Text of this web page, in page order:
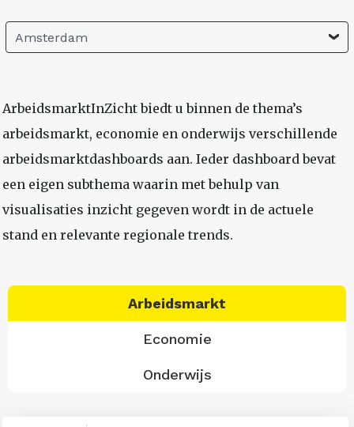
Amsterdam
ArbeidsmarktInZicht biedt u binnen de thema’s
arbeidsmarkt, economie en onderwijs verschillende
arbeidsmarktdashboards aan. Ieder dashboard bevat
een eigen subthema waarin met behulp van
visualisaties inzicht gegeven wordt in de actuele
stand en relevante regionale trends.
Arbeidsmarkt
Economie
Onderwijs